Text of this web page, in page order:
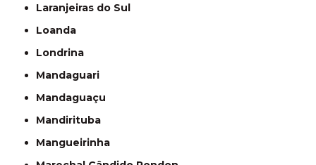
Laranjeiras do Sul
Loanda
Londrina
Mandaguari
Mandaguaçu
Mandirituba
Mangueirinha